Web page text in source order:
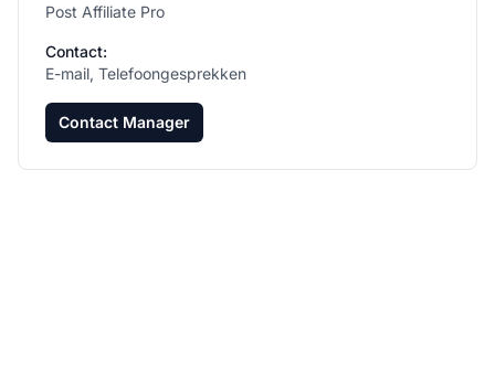
Post Affiliate Pro
Contact:
E-mail, Telefoongesprekken
Contact Manager